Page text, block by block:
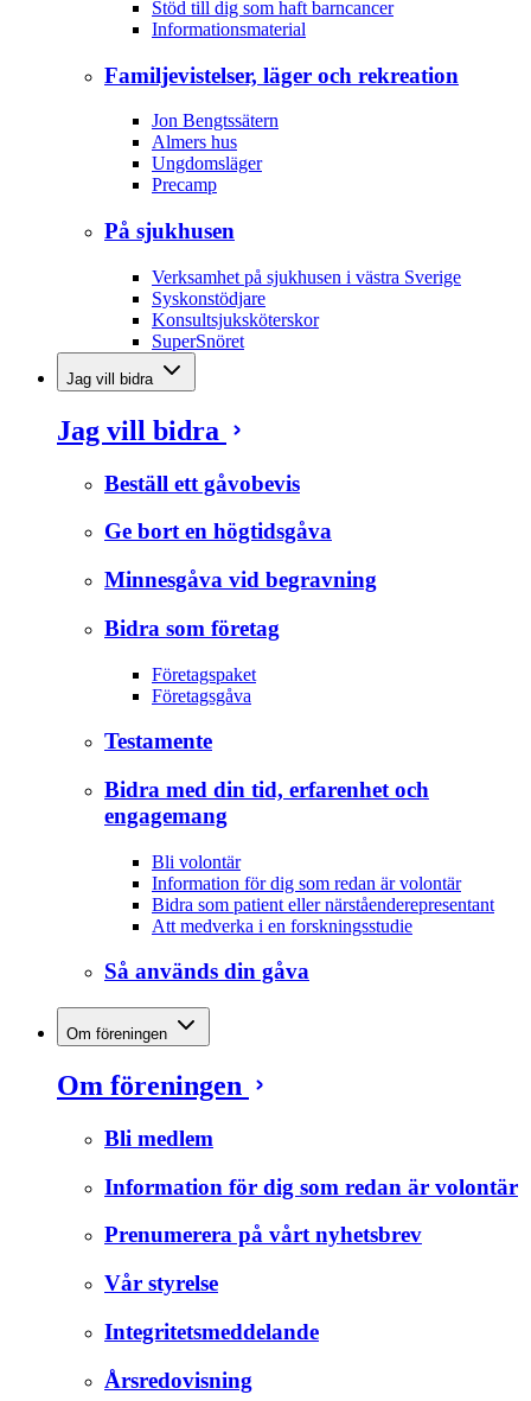
Stöd till dig som haft barncancer
Informationsmaterial
Familjevistelser, läger och rekreation
Jon Bengtssätern
Almers hus
Ungdomsläger
Precamp
På sjukhusen
Verksamhet på sjukhusen i västra Sverige
Syskonstödjare
Konsultsjuksköterskor
SuperSnöret
Jag vill bidra
Jag vill bidra
Beställ ett gåvobevis
Ge bort en högtidsgåva
Minnesgåva vid begravning
Bidra som företag
Företagspaket
Företagsgåva
Testamente
Bidra med din tid, erfarenhet och
engagemang
Bli volontär
Information för dig som redan är volontär
Bidra som patient eller närståenderepresentant
Att medverka i en forskningsstudie
Så används din gåva
Om föreningen
Om föreningen
Bli medlem
Information för dig som redan är volontär
Prenumerera på vårt nyhetsbrev
Vår styrelse
Integritetsmeddelande
Årsredovisning